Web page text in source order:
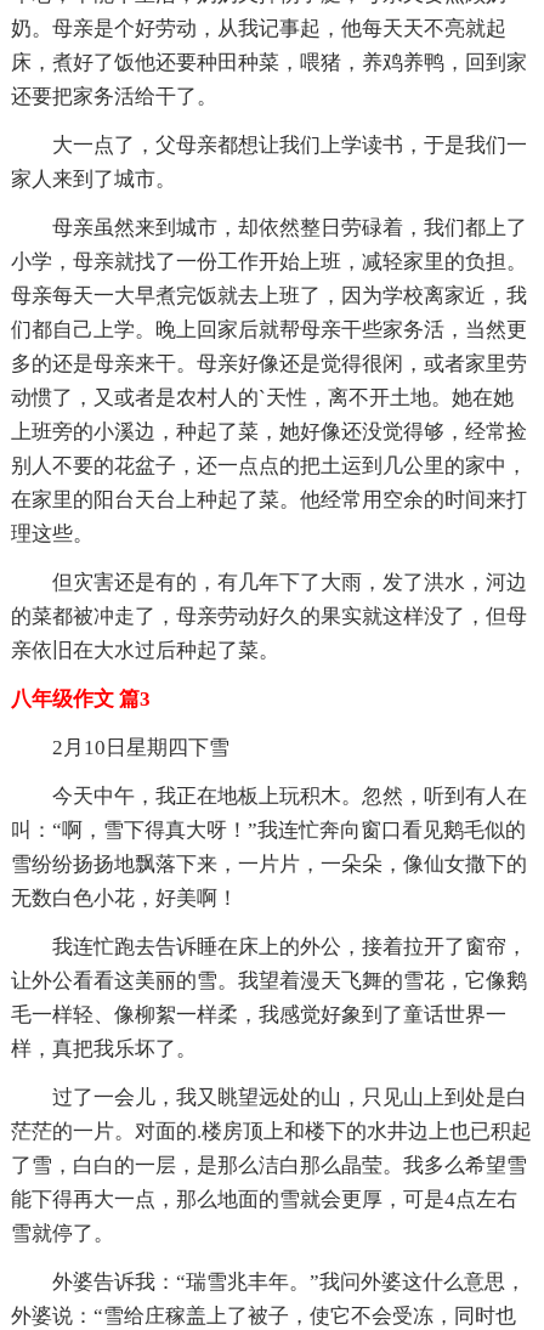
奶。母亲是个好劳动，从我记事起，他每天天不亮就起
床，煮好了饭他还要种田种菜，喂猪，养鸡养鸭，回到家
还要把家务活给干了。
大一点了，父母亲都想让我们上学读书，于是我们一
家人来到了城市。
母亲虽然来到城市，却依然整日劳碌着，我们都上了
小学，母亲就找了一份工作开始上班，减轻家里的负担。
母亲每天一大早煮完饭就去上班了，因为学校离家近，我
们都自己上学。晚上回家后就帮母亲干些家务活，当然更
多的还是母亲来干。母亲好像还是觉得很闲，或者家里劳
动惯了，又或者是农村人的`天性，离不开土地。她在她
上班旁的小溪边，种起了菜，她好像还没觉得够，经常捡
别人不要的花盆子，还一点点的把土运到几公里的家中，
在家里的阳台天台上种起了菜。他经常用空余的时间来打
理这些。
但灾害还是有的，有几年下了大雨，发了洪水，河边
的菜都被冲走了，母亲劳动好久的果实就这样没了，但母
亲依旧在大水过后种起了菜。
八年级作文 篇3
2月10日星期四下雪
今天中午，我正在地板上玩积木。忽然，听到有人在
叫：“啊，雪下得真大呀！”我连忙奔向窗口看见鹅毛似的
雪纷纷扬扬地飘落下来，一片片，一朵朵，像仙女撒下的
无数白色小花，好美啊！
我连忙跑去告诉睡在床上的外公，接着拉开了窗帘，
让外公看看这美丽的雪。我望着漫天飞舞的雪花，它像鹅
毛一样轻、像柳絮一样柔，我感觉好象到了童话世界一
样，真把我乐坏了。
过了一会儿，我又眺望远处的山，只见山上到处是白
茫茫的一片。对面的.楼房顶上和楼下的水井边上也已积起
了雪，白白的一层，是那么洁白那么晶莹。我多么希望雪
能下得再大一点，那么地面的雪就会更厚，可是4点左右
雪就停了。
外婆告诉我：“瑞雪兆丰年。”我问外婆这什么意思，
外婆说：“雪给庄稼盖上了被子，使它不会受冻，同时也